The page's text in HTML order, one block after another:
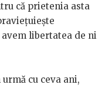
că prietenia asta
libertatea de ni
cu ceva ani,